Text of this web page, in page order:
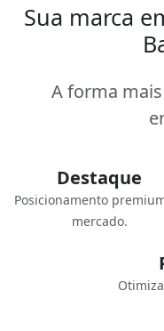
Sua marca
A forma
Destaque
Posicionamento
mercado.